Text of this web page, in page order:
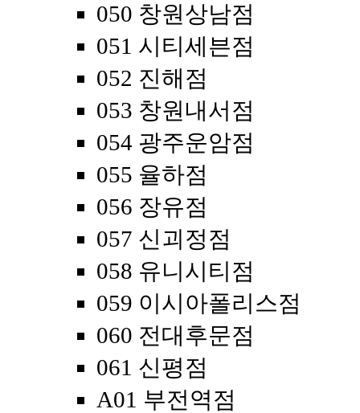
050 창원상남점
051 시티세븐점
052 진해점
053 창원내서점
054 광주운암점
055 율하점
056 장유점
057 신괴정점
058 유니시티점
059 이시아폴리스점
060 전대후문점
061 신평점
A01 부전역점